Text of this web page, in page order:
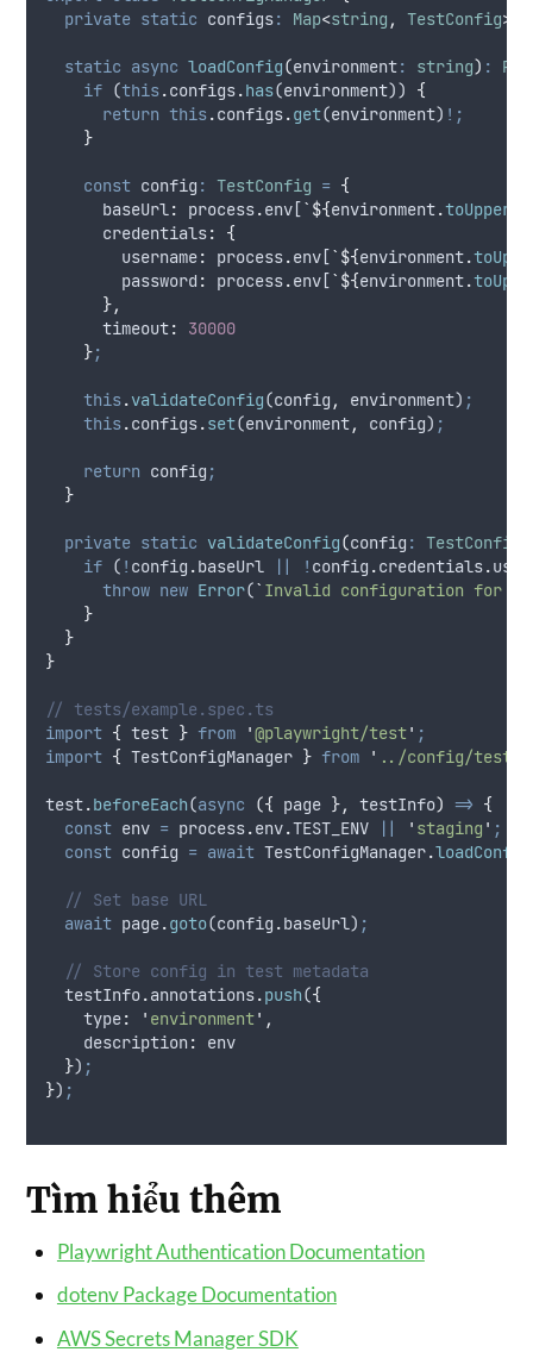
private static configs: Map<string , TestConfig>
static async loadConfig(environment: string) :
if (this.configs.has(environment)) {
return this.configs.get(environment) !;
}
const config : TestConfig = {
baseUrl : process.env [`${environment.
credentials:
{
username: process.env [`${environment.
password : process.env [`${environment.
},
timeout:
30000
};
this.validateConfig(config , environment) ;
this.configs.set(environment, config) ;
return config ;
}
private static validateConfig(config : TestConfig
if ( ! config .baseUrl || ! config .credentials.
throw new Error(` Invalid configuration for
}
}
}
// tests/example.spec.ts
import { test } from '@playwright/test' ;
import { TestConfigManager } from ' ../config/test-
test.beforeEach(async ({ page }, testInfo) => {
const env = process.env.TEST_ENV || ' staging ' ;
const config = await TestConfigManager.loadConfig
// Set base URL
await page.goto(config .baseUrl) ;
// Store config in test metadata
testInfo.annotations.push({
type: ' environment' ,
description:
env
}) ;
}) ;
Tìm hiểu thêm
Playwright Authentication Documentation
dotenv Package Documentation
AWS Secrets Manager SDK